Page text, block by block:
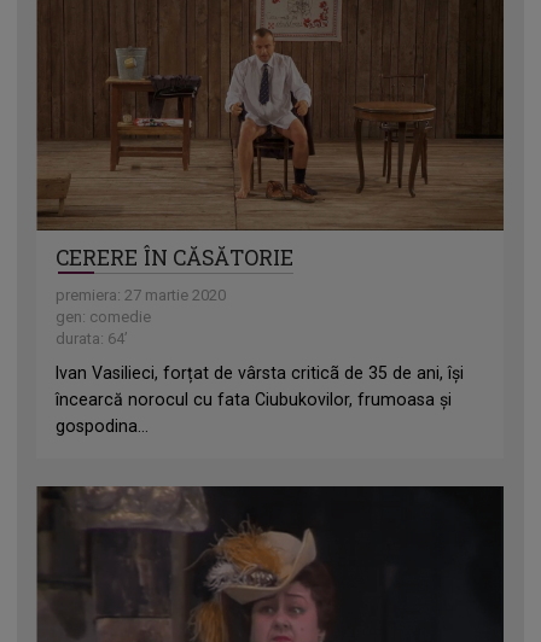
CERERE ÎN CĂSĂTORIE
premiera: 27 martie 2020
gen: comedie
durata: 64’
Ivan Vasilieci, forțat de vârsta criticã de 35 de ani, îşi
încearcă norocul cu fata Ciubukovilor, frumoasa şi
gospodina...